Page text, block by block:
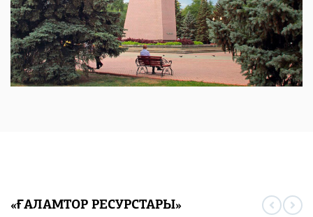
«ҒАЛАМТОР РЕСУРСТАРЫ»